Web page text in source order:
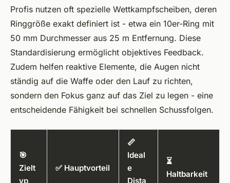
Profis nutzen oft spezielle Wettkampfscheiben, deren
Ringgröße exakt definiert ist - etwa ein 10er-Ring mit
50 mm Durchmesser aus 25 m Entfernung. Diese
Standardisierung ermöglicht objektives Feedback.
Zudem helfen reaktive Elemente, die Augen nicht
ständig auf die Waffe oder den Lauf zu richten,
sondern den Fokus ganz auf das Ziel zu legen - eine
entscheidende Fähigkeit bei schnellen Schussfolgen.
🎯
Zielt
yp
✅ Hauptvorteil
📏
Ideal
e
Dista
⏳
Haltbarkeit